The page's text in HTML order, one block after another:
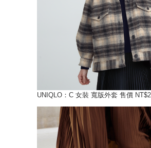
UNIQLO：C 女裝 寬版外套 售價